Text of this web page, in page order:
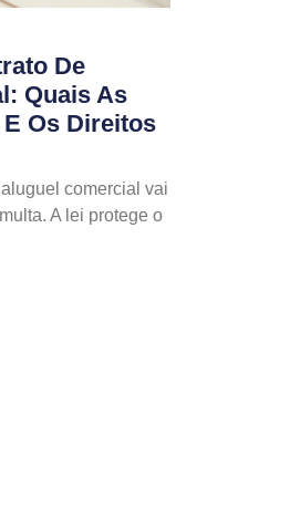
De
Quais As
Os Direitos
comercial vai
A lei protege o